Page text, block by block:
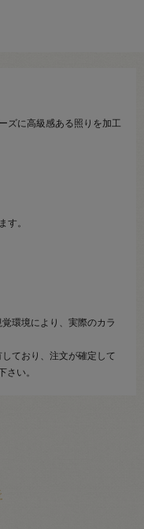
ズに高級感ある照りを加工
す。
環境により、実際のカラ
ており、注文が確定して
さい。